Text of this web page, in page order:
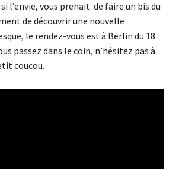
l’envie, vous prenait de faire un bis du
de découvrir une nouvelle
le rendez-vous est à Berlin du 18
passez dans le coin, n’hésitez pas à
coucou.